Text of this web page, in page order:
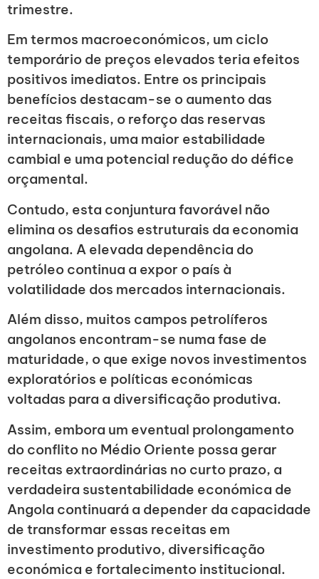
trimestre.
Em termos macroeconómicos, um ciclo
temporário de preços elevados teria efeitos
positivos imediatos. Entre os principais
benefícios destacam-se o aumento das
receitas fiscais, o reforço das reservas
internacionais, uma maior estabilidade
cambial e uma potencial redução do défice
orçamental.
Contudo, esta conjuntura favorável não
elimina os desafios estruturais da economia
angolana. A elevada dependência do
petróleo continua a expor o país à
volatilidade dos mercados internacionais.
Além disso, muitos campos petrolíferos
angolanos encontram-se numa fase de
maturidade, o que exige novos investimentos
exploratórios e políticas económicas
voltadas para a diversificação produtiva.
Assim, embora um eventual prolongamento
do conflito no Médio Oriente possa gerar
receitas extraordinárias no curto prazo, a
verdadeira sustentabilidade económica de
Angola continuará a depender da capacidade
de transformar essas receitas em
investimento produtivo, diversificação
económica e fortalecimento institucional.